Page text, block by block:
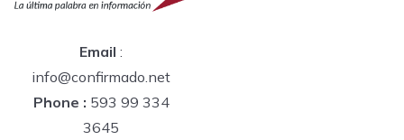
Email :
info@confirmado.net
Phone : 593 99 334
3645